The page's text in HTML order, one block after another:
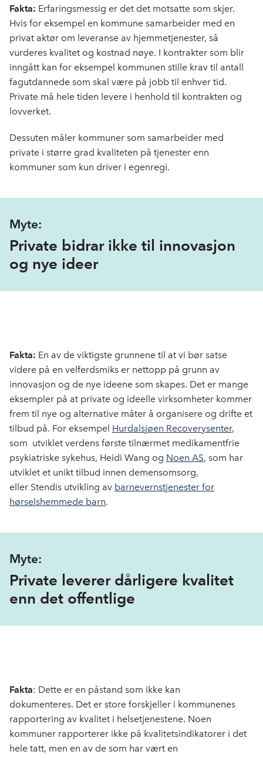
Fakta: Erfaringsmessig er det det motsatte som skjer.
Hvis for eksempel en kommune samarbeider med en
privat aktør om leveranse av hjemmetjenester, så
vurderes kvalitet og kostnad nøye. I kontrakter som blir
inngått kan for eksempel kommunen stille krav til antall
fagutdannede som skal være på jobb til enhver tid.
Private må hele tiden levere i henhold til kontrakten og
lovverket.
Dessuten måler kommuner som samarbeider med
private i større grad kvaliteten på tjenester enn
kommuner som kun driver i egenregi.
Myte:
Private bidrar ikke til innovasjon
og nye ideer
Fakta: En av de viktigste grunnene til at vi bør satse
videre på en velferdsmiks er nettopp på grunn av
innovasjon og de nye ideene som skapes. Det er mange
eksempler på at private og ideelle virksomheter kommer
frem til nye og alternative måter å organisere og drifte et
tilbud på. For eksempel Hurdalsjøen Recoverysenter,
som utviklet verdens første tilnærmet medikamentfrie
psykiatriske sykehus, Heidi Wang og Noen AS, som har
utviklet et unikt tilbud innen demensomsorg,
eller Stendis utvikling av barnevernstjenester for
hørselshemmede barn.
Myte:
Private leverer dårligere kvalitet
enn det offentlige
Fakta: Dette er en påstand som ikke kan
dokumenteres. Det er store forskjeller i kommunenes
rapportering av kvalitet i helsetjenestene. Noen
kommuner rapporterer ikke på kvalitetsindikatorer i det
hele tatt, men en av de som har vært en